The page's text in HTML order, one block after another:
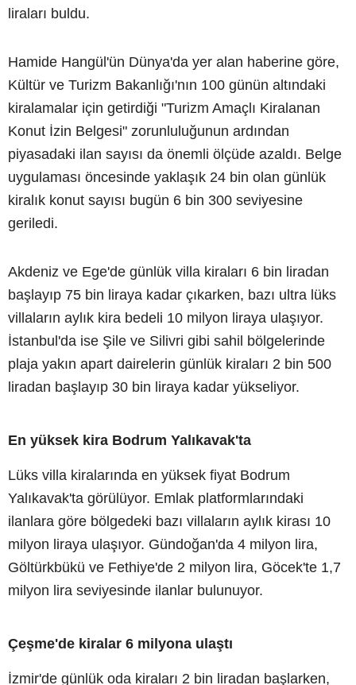
liraları buldu.
Hamide Hangül'ün Dünya'da yer alan haberine göre,
Kültür ve Turizm Bakanlığı'nın 100 günün altındaki
kiralamalar için getirdiği "Turizm Amaçlı Kiralanan
Konut İzin Belgesi" zorunluluğunun ardından
piyasadaki ilan sayısı da önemli ölçüde azaldı. Belge
uygulaması öncesinde yaklaşık 24 bin olan günlük
kiralık konut sayısı bugün 6 bin 300 seviyesine
geriledi.
Akdeniz ve Ege'de günlük villa kiraları 6 bin liradan
başlayıp 75 bin liraya kadar çıkarken, bazı ultra lüks
villaların aylık kira bedeli 10 milyon liraya ulaşıyor.
İstanbul'da ise Şile ve Silivri gibi sahil bölgelerinde
plaja yakın apart dairelerin günlük kiraları 2 bin 500
liradan başlayıp 30 bin liraya kadar yükseliyor.
En yüksek kira Bodrum Yalıkavak'ta
Lüks villa kiralarında en yüksek fiyat Bodrum
Yalıkavak'ta görülüyor. Emlak platformlarındaki
ilanlara göre bölgedeki bazı villaların aylık kirası 10
milyon liraya ulaşıyor. Gündoğan'da 4 milyon lira,
Göltürkbükü ve Fethiye'de 2 milyon lira, Göcek'te 1,7
milyon lira seviyesinde ilanlar bulunuyor.
Çeşme'de kiralar 6 milyona ulaştı
İzmir'de günlük oda kiraları 2 bin liradan başlarken,